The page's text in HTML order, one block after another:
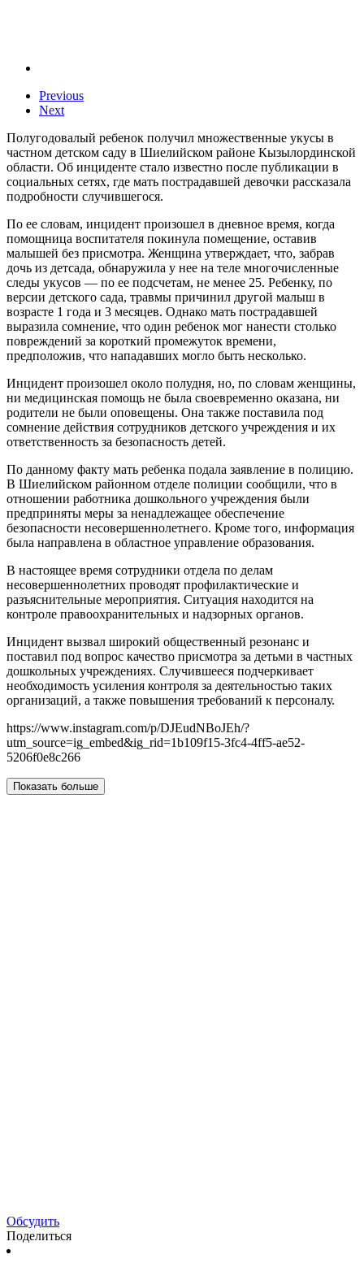
Previous
Next
Полугодовалый ребенок получил множественные укусы в
частном детском саду в Шиелийском районе Кызылординской
области. Об инциденте стало известно после публикации в
социальных сетях, где мать пострадавшей девочки рассказала
подробности случившегося.
По ее словам, инцидент произошел в дневное время, когда
помощница воспитателя покинула помещение, оставив
малышей без присмотра. Женщина утверждает, что, забрав
дочь из детсада, обнаружила у нее на теле многочисленные
следы укусов — по ее подсчетам, не менее 25. Ребенку, по
версии детского сада, травмы причинил другой малыш в
возрасте 1 года и 3 месяцев. Однако мать пострадавшей
выразила сомнение, что один ребенок мог нанести столько
повреждений за короткий промежуток времени,
предположив, что нападавших могло быть несколько.
Инцидент произошел около полудня, но, по словам женщины,
ни медицинская помощь не была своевременно оказана, ни
родители не были оповещены. Она также поставила под
сомнение действия сотрудников детского учреждения и их
ответственность за безопасность детей.
По данному факту мать ребенка подала заявление в полицию.
В Шиелийском районном отделе полиции сообщили, что в
отношении работника дошкольного учреждения были
предприняты меры за ненадлежащее обеспечение
безопасности несовершеннолетнего. Кроме того, информация
была направлена в областное управление образования.
В настоящее время сотрудники отдела по делам
несовершеннолетних проводят профилактические и
разъяснительные мероприятия. Ситуация находится на
контроле правоохранительных и надзорных органов.
Инцидент вызвал широкий общественный резонанс и
поставил под вопрос качество присмотра за детьми в частных
дошкольных учреждениях. Случившееся подчеркивает
необходимость усиления контроля за деятельностью таких
организаций, а также повышения требований к персоналу.
https://www.instagram.com/p/DJEudNBoJEh/?
utm_source=ig_embed&ig_rid=1b109f15-3fc4-4ff5-ae52-
5206f0e8c266
Показать больше
Обсудить
Поделиться